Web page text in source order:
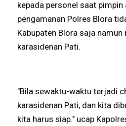
kepada personel saat pimpin
pengamanan Polres Blora
Kabupaten Blora saja namun
karasidenan Pati.
"Bila sewaktu-waktu terjadi
karasidenan Pati, dan kita
kita harus siap." ucap